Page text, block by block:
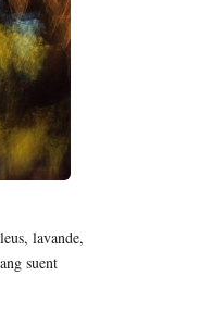
lavande,
suent